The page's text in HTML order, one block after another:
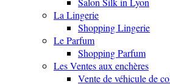
La Lingerie
Shopping Lingerie
Le Parfum
Shopping Parfum
Les Ventes aux enchères
Vente de véhicule de